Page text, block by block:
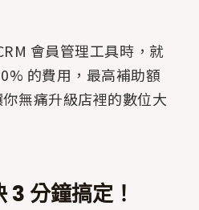
會員管理工具時，就
的費用，最高補助額
無痛升級店裡的數位大
分鐘搞定！